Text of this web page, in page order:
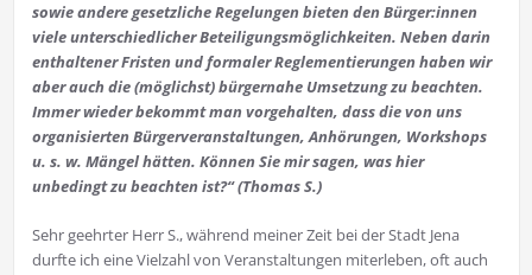
sowie andere gesetzliche Regelungen bieten den Bürger:innen
viele unterschiedlicher Beteiligungsmöglichkeiten. Neben darin
enthaltener Fristen und formaler Reglementierungen haben wir
aber auch die (möglichst) bürgernahe Umsetzung zu beachten.
Immer wieder bekommt man vorgehalten, dass die von uns
organisierten Bürgerveranstaltungen, Anhörungen, Workshops
u. s. w. Mängel hätten. Können Sie mir sagen, was hier
unbedingt zu beachten ist?“ (Thomas S.)
Sehr geehrter Herr S., während meiner Zeit bei der Stadt Jena
durfte ich eine Vielzahl von Veranstaltungen miterleben, oft auch